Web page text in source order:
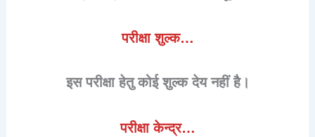
परीक्षा शुल्क…
इस परीक्षा हेतु कोई शुल्क देय नहीं है।
परीक्षा केन्द्र…